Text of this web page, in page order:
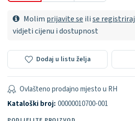
Molim prijavite se ilise
vidjeti cijenu i dostupnost
Dodaj u listu želja
Ovlašteno prodajno mjesto u RH
Kataloški broj: 00000010700-001